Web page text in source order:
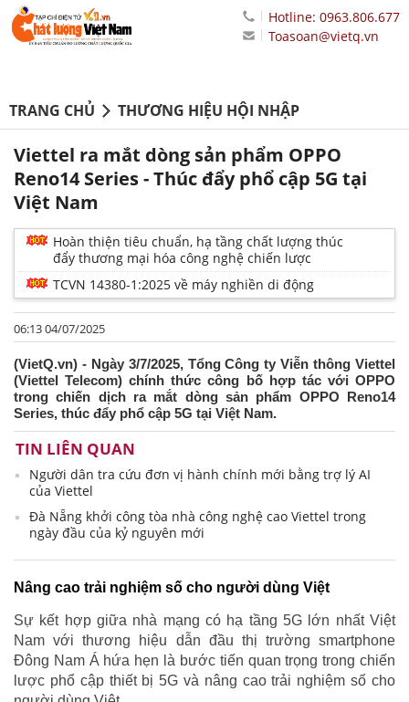
Hotline: 0963.806.677
Toasoan@vietq.vn
TRANG CHỦ THƯƠNG HIỆU HỘI NHẬP
Viettel ra mắt dòng sản phẩm OPPO
Reno14 Series - Thúc đẩy phổ cập 5G tại
Việt Nam
Hoàn thiện tiêu chuẩn, hạ tầng chất lượng thúc
đẩy thương mại hóa công nghệ chiến lược
TCVN 14380-1:2025 về máy nghiền di động
06:13 04/07/2025
(VietQ.vn) - Ngày 3/7/2025, Tổng Công ty Viễn thông Viettel
(Viettel Telecom) chính thức công bố hợp tác với OPPO
trong chiến dịch ra mắt dòng sản phẩm OPPO Reno14
Series, thúc đẩy phổ cập 5G tại Việt Nam.
TIN LIÊN QUAN
Người dân tra cứu đơn vị hành chính mới bằng trợ lý AI
của Viettel
Đà Nẵng khởi công tòa nhà công nghệ cao Viettel trong
ngày đầu của kỷ nguyên mới
Nâng cao trải nghiệm số cho người dùng Việt
Sự kết hợp giữa nhà mạng có hạ tầng 5G lớn nhất Việt
Nam với thương hiệu dẫn đầu thị trường smartphone
Đông Nam Á hứa hẹn là bước tiến quan trọng trong chiến
lược phổ cập thiết bị 5G và nâng cao trải nghiệm số cho